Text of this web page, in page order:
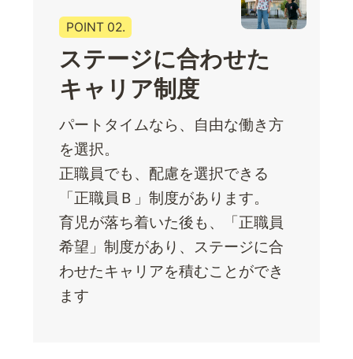
POINT 02.
ステージに合わせた
キャリア制度
パートタイムなら、自由な働き方
を選択。
正職員でも、配慮を選択できる
「正職員Ｂ」制度があります。
育児が落ち着いた後も、「正職員
希望」制度があり、ステージに合
わせたキャリアを積むことができ
ます